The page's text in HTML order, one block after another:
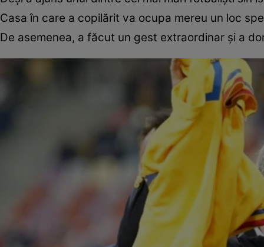
Casa în care a copilărit va ocupa mereu un loc
De asemenea, a făcut un gest extraordinar și a